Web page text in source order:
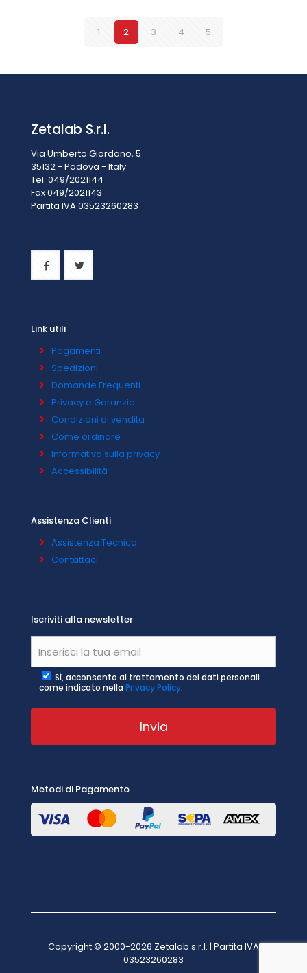
1 2 3 4 5
Zetalab S.r.l.
Via Umberto Giordano, 5
35132 - Padova - Italy
Tel. 049/2021144
Fax 049/2021143
Partita IVA 03523260283
Link utili
Pagamenti
Spedizioni
Domande Frequenti
Privacy e Garanzie
Condizioni di vendita
Come ordinare
Informativa sulla privacy
Accessibilità
Assistenza Clienti
Assistenza Tecnica
Contattaci
Iscriviti alla newsletter
Sì, acconsento al trattamento dei dati personali
come indicato nella Privacy Policy.
Metodi di Pagamento
Copyright © 2000-2026 Zetalab s.r.l. | Partita IVA
03523260283